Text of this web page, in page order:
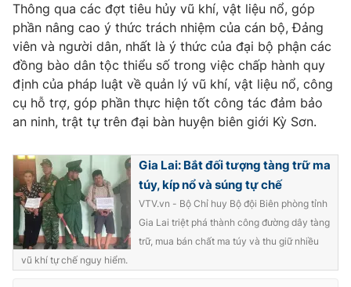
VTV Sức khoẻ Bất động sản
Thị trường 24h Tấm lòng Việt
VTV4 Vươn mình bằng AI
VTV9 VTV8
Liên hệ tòa soạn English
Thông qua các đợt tiêu hủy vũ khí, vật liệu nổ, góp
phần nâng cao ý thức trách nhiệm của cán bộ, Đảng
viên và người dân, nhất là ý thức của đại bộ phận các
đồng bào dân tộc thiểu số trong việc chấp hành quy
định của pháp luật về quản lý vũ khí, vật liệu nổ, công
cụ hỗ trợ, góp phần thực hiện tốt công tác đảm bảo
an ninh, trật tự trên đại bàn huyện biên giới Kỳ Sơn.
Gia Lai: Bắt đối tượng tàng trữ ma
túy, kíp nổ và súng tự chế
VTV.vn - Bộ Chỉ huy Bộ đội Biên phòng tỉnh
Gia Lai triệt phá thành công đường dây tàng
trữ, mua bán chất ma túy và thu giữ nhiều
vũ khí tự chế nguy hiểm.